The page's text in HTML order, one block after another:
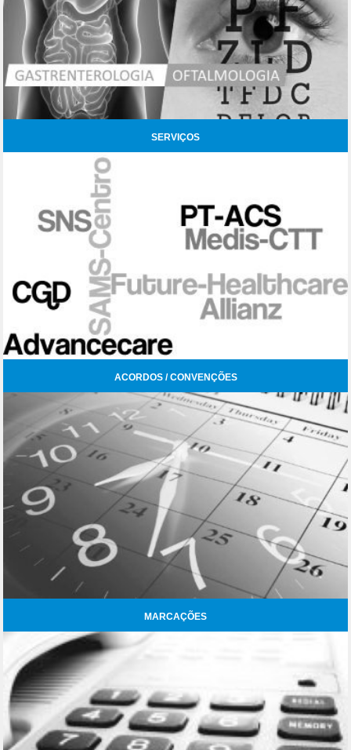
SERVIÇOS
ACORDOS / CONVENÇÕES
MARCAÇÕES